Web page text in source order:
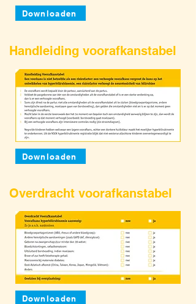
Downloaden
Handleiding voorafkanstabel
Downloaden
Overdracht voorafkanstabel
Downloaden